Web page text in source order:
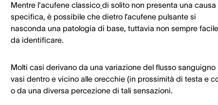
Mentre l'acufene classico di solito non presenta una causa
specifica, è possibile che dietro l’acufene pulsante si
nasconda una patologia di base, tuttavia non sempre facile
da identificare.
Molti casi derivano da una variazione del flusso sanguigno
vasi dentro e vicino alle orecchie (in prossimità di testa e
o da una diversa percezione di tali sensazioni.